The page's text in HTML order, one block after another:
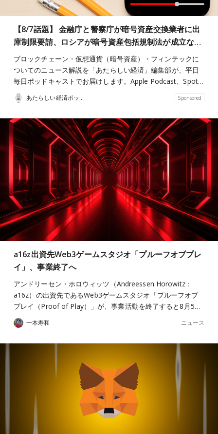
【8/7話題】 金融庁と警察庁が暗号資産交換業者に出
庫制限要請、ロシアが暗号資産包括規制法が成立な…
ブロックチェーン・仮想通貨（暗号資産）・フィンテックに
ついてのニュース解説を「あたらしい経済」編集部が、平日
毎日ポッドキャストでお届けします。Apple Podcast、Spot…
あたらしい経済ポッドキャスト Sponsored
a16z出資先Web3ゲームスタジオ「プルーフオブプレ
イ」、事業終了へ
アンドリーセン・ホロウィッツ（Andreessen Horowitz：
a16z）の出資先であるWeb3ゲームスタジオ「プルーフオブ
プレイ（Proof of Play）」が、事業活動を終了すると8月5…
一本寿和 ニュース